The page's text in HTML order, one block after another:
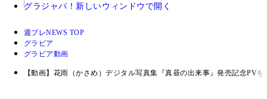
グラジャパ！ 新しいウィンドウで開く
週プレNEWS TOP
グラビア
グラビア動画
【動画】花雨（かさめ）デジタル写真集『真昼の出来事』発売記念PVを